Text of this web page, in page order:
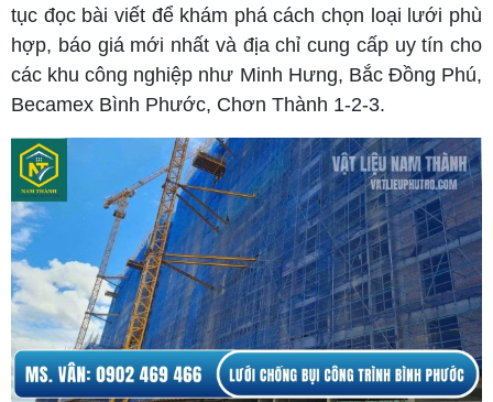
tục đọc bài viết để khám phá cách chọn loại lưới phù
hợp, báo giá mới nhất và địa chỉ cung cấp uy tín cho
các khu công nghiệp như Minh Hưng, Bắc Đồng Phú,
Becamex Bình Phước, Chơn Thành 1-2-3.